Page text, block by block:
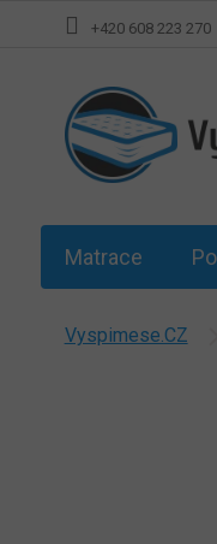
+420 608 223 270
Matrace
Vyspimese.CZ